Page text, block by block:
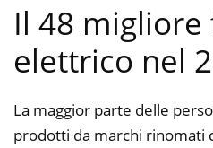
Il 48
elettrico nel
La maggior parte delle
prodotti da marchi rinomati